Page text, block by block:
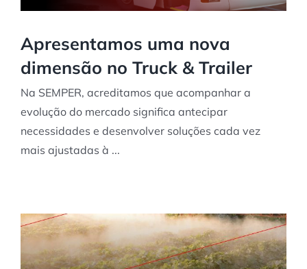
Apresentamos uma nova
dimensão no Truck & Trailer
Na SEMPER, acreditamos que acompanhar a
evolução do mercado significa antecipar
necessidades e desenvolver soluções cada vez
mais ajustadas à ...